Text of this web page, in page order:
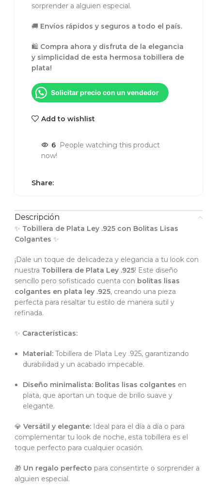
sorprender a alguien especial.
🚚 Envíos rápidos y seguros a todo el país.
🛍 Compra ahora y disfruta de la elegancia
y simplicidad de esta hermosa tobillera de
plata!
Solicitar precio con un vendedor
Add to wishlist
6
People watching this product
now!
Share:
Descripción
✨ Tobillera de Plata Ley .925 con Bolitas Lisas
Colgantes ✨
¡Dale un toque de delicadeza y elegancia a tu look con
nuestra Tobillera de Plata Ley .925! Este diseño
sencillo pero sofisticado cuenta con bolitas lisas
colgantes en plata ley .925, creando una pieza
perfecta para resaltar tu estilo de manera sutil y
refinada.
✨ Características:
Material: Tobillera de Plata Ley .925, garantizando
durabilidad y un acabado impecable.
Diseño minimalista: Bolitas lisas colgantes en
plata, que aportan un toque de brillo suave y
elegante.
💎 Versátil y elegante: Ideal para el día a día o para
complementar tu look de noche, esta tobillera es el
toque perfecto para cualquier ocasión.
🎁 Un regalo perfecto para consentirte o sorprender a
alguien especial.